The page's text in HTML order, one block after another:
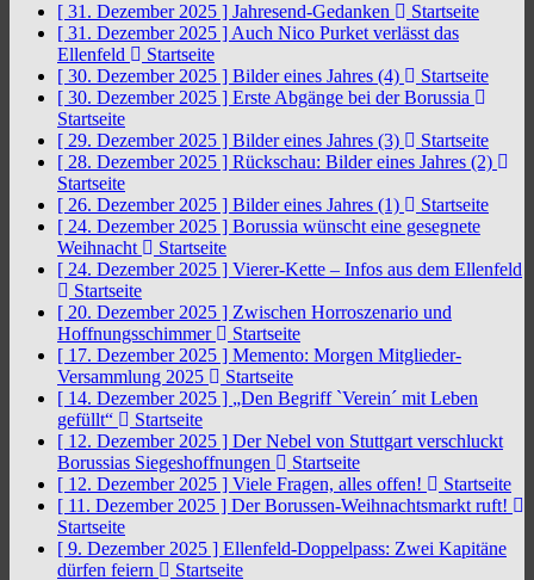
[ 31. Dezember 2025 ] Jahresend-Gedanken
Startseite
[ 31. Dezember 2025 ] Auch Nico Purket verlässt das
Ellenfeld
Startseite
[ 30. Dezember 2025 ] Bilder eines Jahres (4)
Startseite
[ 30. Dezember 2025 ] Erste Abgänge bei der Borussia
Startseite
[ 29. Dezember 2025 ] Bilder eines Jahres (3)
Startseite
[ 28. Dezember 2025 ] Rückschau: Bilder eines Jahres (2)
Startseite
[ 26. Dezember 2025 ] Bilder eines Jahres (1)
Startseite
[ 24. Dezember 2025 ] Borussia wünscht eine gesegnete
Weihnacht
Startseite
[ 24. Dezember 2025 ] Vierer-Kette – Infos aus dem Ellenfeld
Startseite
[ 20. Dezember 2025 ] Zwischen Horroszenario und
Hoffnungsschimmer
Startseite
[ 17. Dezember 2025 ] Memento: Morgen Mitglieder-
Versammlung 2025
Startseite
[ 14. Dezember 2025 ] „Den Begriff `Verein´ mit Leben
gefüllt“
Startseite
[ 12. Dezember 2025 ] Der Nebel von Stuttgart verschluckt
Borussias Siegeshoffnungen
Startseite
[ 12. Dezember 2025 ] Viele Fragen, alles offen!
Startseite
[ 11. Dezember 2025 ] Der Borussen-Weihnachtsmarkt ruft!
Startseite
[ 9. Dezember 2025 ] Ellenfeld-Doppelpass: Zwei Kapitäne
dürfen feiern
Startseite